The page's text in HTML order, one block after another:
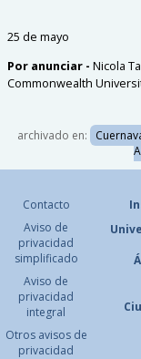
25 de mayo
Por anunciar - Nicola
Commonwealth
archivado en:
Contacto
Aviso de
privacidad
simplificado
Aviso de
privacidad
integral
Otros avisos de
privacidad